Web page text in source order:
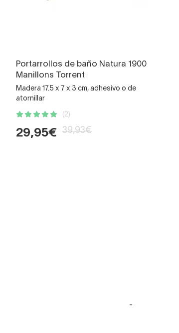
Portarrollos de baño Natura 1900
Manillons Torrent
Madera 17.5 x 7 x 3 cm, adhesivo o de
atornillar
(2)
29,95€ 39,93€
-